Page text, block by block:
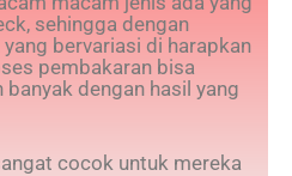
sehingga dengan
bervariasi di harapkan
pembakaran bisa
dengan hasil yang
cocok untuk mereka